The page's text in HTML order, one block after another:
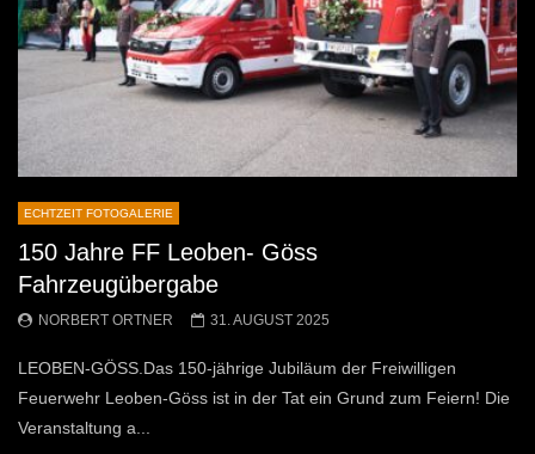
ECHTZEIT FOTOGALERIE
150 Jahre FF Leoben- Göss
Fahrzeugübergabe
NORBERT ORTNER 31. AUGUST 2025
LEOBEN-GÖSS.Das 150-jährige Jubiläum der Freiwilligen
Feuerwehr Leoben-Göss ist in der Tat ein Grund zum Feiern! Die
Veranstaltung a...